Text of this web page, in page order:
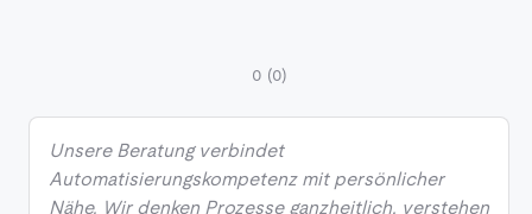
0 (0)
Unsere Beratung verbindet
Automatisierungskompetenz mit persönlicher
Nähe. Wir denken Prozesse ganzheitlich, verstehen